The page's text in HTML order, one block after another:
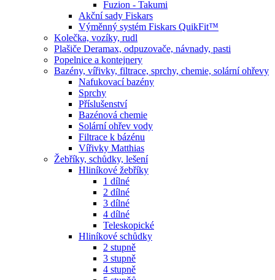
Fuzion - Takumi
Akční sady Fiskars
Výměnný systém Fiskars QuikFit™
Kolečka, vozíky, rudl
Plašiče Deramax, odpuzovače, návnady, pasti
Popelnice a kontejnery
Bazény, vířivky, filtrace, sprchy, chemie, solární ohřevy
Nafukovací bazény
Sprchy
Příslušenství
Bazénová chemie
Solární ohřev vody
Filtrace k bázénu
Vířivky Matthias
Žebříky, schůdky, lešení
Hliníkové žebříky
1 dílné
2 dílné
3 dílné
4 dílné
Teleskopické
Hliníkové schůdky
2 stupně
3 stupně
4 stupně